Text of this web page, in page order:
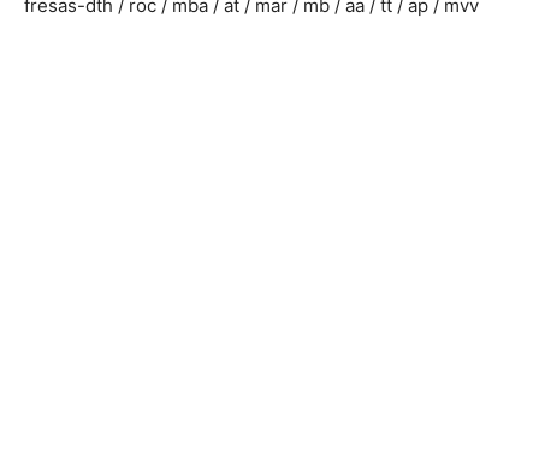
fresas-dth / roc / mba / at / mar / mb / aa / tt / ap / mvv